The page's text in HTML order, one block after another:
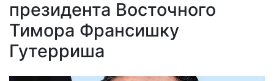
президента Восточного
Тимора Франсишку
Гутерриша